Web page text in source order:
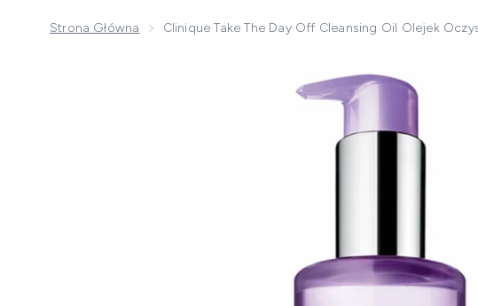
Strona Główna Clinique Take The Day Off Cleansing Oil Olejek
Now showing image 1 Clinique Take The Day Off Cleansing Oil